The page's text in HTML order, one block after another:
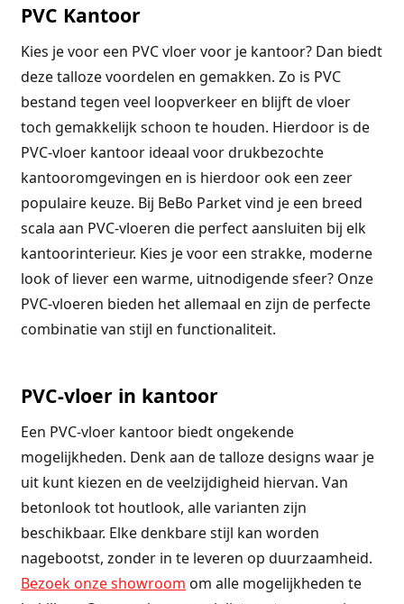
PVC Kantoor
Kies je voor een PVC vloer voor je kantoor? Dan biedt
deze talloze voordelen en gemakken. Zo is PVC
bestand tegen veel loopverkeer en blijft de vloer
toch gemakkelijk schoon te houden. Hierdoor is de
PVC-vloer kantoor ideaal voor drukbezochte
kantooromgevingen en is hierdoor ook een zeer
populaire keuze. Bij BeBo Parket vind je een breed
scala aan PVC-vloeren die perfect aansluiten bij elk
kantoorinterieur. Kies je voor een strakke, moderne
look of liever een warme, uitnodigende sfeer? Onze
PVC-vloeren bieden het allemaal en zijn de perfecte
combinatie van stijl en functionaliteit.
PVC-vloer in kantoor
Een PVC-vloer kantoor biedt ongekende
mogelijkheden. Denk aan de talloze designs waar je
uit kunt kiezen en de veelzijdigheid hiervan. Van
betonlook tot houtlook, alle varianten zijn
beschikbaar. Elke denkbare stijl kan worden
nagebootst, zonder in te leveren op duurzaamheid.
Bezoek onze showroom om alle mogelijkheden te